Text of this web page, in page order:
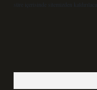
süre içerisinde sitemizden